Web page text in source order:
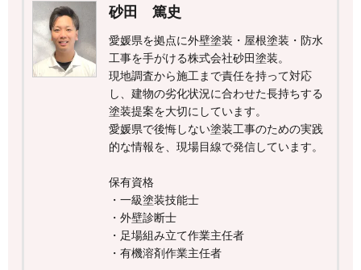
砂田 篤史
愛媛県を拠点に外壁塗装・屋根塗装・防水
工事を手がける株式会社砂田塗装。
現地調査から施工まで責任を持って対応
し、建物の劣化状況に合わせた長持ちする
塗装提案を大切にしています。
愛媛県で後悔しない塗装工事のための実践
的な情報を、現場目線で発信しています。
保有資格
・一級塗装技能士
・外壁診断士
・足場組み立て作業主任者
・有機溶剤作業主任者